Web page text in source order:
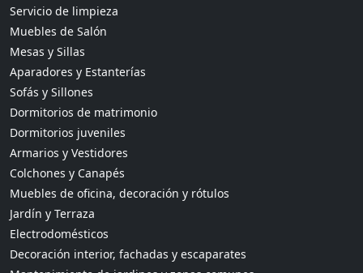
Servicio de limpieza
Muebles de Salón
Mesas y Sillas
Aparadores y Estanterías
Sofás y Sillones
Dormitorios de matrimonio
Dormitorios juveniles
Armarios y Vestidores
Colchones y Canapés
Muebles de oficina, decoración y rótulos
Jardín y Terraza
Electrodomésticos
Decoración interior, fachadas y escaparates